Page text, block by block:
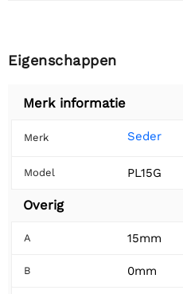
Eigenschappen
Merk informatie
Merk Seder
Model PL15G
Overig
A 15mm
B 0mm